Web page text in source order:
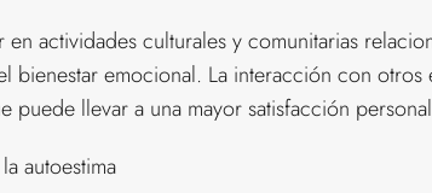
en actividades culturales y comunitarias
bienestar emocional. La interacción con
puede llevar a una mayor satisfacción
autoestima